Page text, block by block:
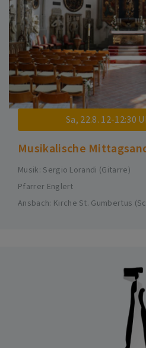
Sa, 22.8. 12-12:30
Musikalische
Musik: Sergio Lorandi (Gitarre)
Pfarrer Englert
Ansbach Kirche St. Gumbertus